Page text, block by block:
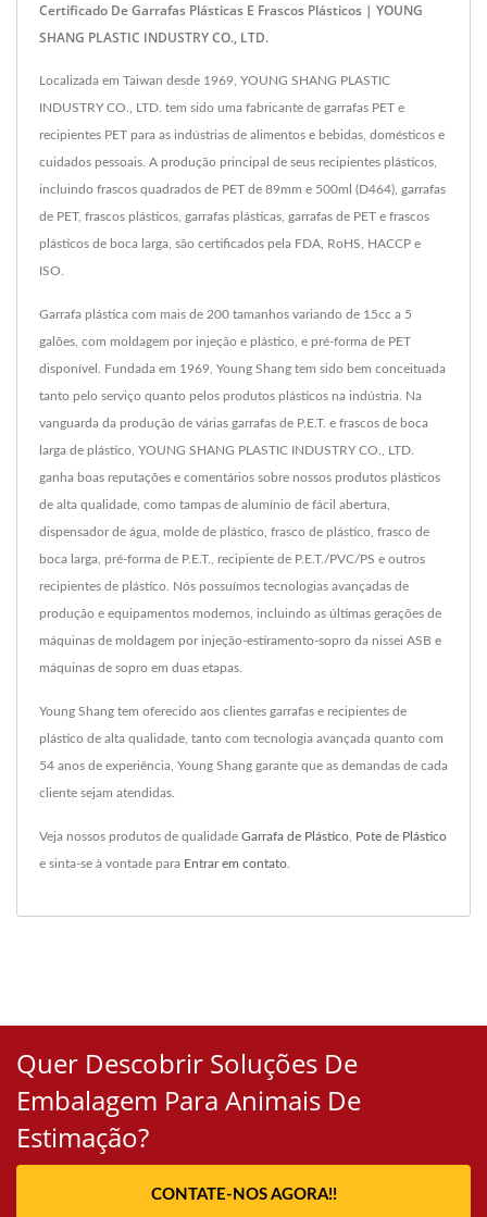
Certificado De Garrafas Plásticas E Frascos Plásticos | YOUNG
SHANG PLASTIC INDUSTRY CO., LTD.
Localizada em Taiwan desde 1969, YOUNG SHANG PLASTIC
INDUSTRY CO., LTD. tem sido uma fabricante de garrafas PET e
recipientes PET para as indústrias de alimentos e bebidas, domésticos e
cuidados pessoais. A produção principal de seus recipientes plásticos,
incluindo frascos quadrados de PET de 89mm e 500ml (D464), garrafas
de PET, frascos plásticos, garrafas plásticas, garrafas de PET e frascos
plásticos de boca larga, são certificados pela FDA, RoHS, HACCP e
ISO.
Garrafa plástica com mais de 200 tamanhos variando de 15cc a 5
galões, com moldagem por injeção e plástico, e pré-forma de PET
disponível. Fundada em 1969, Young Shang tem sido bem conceituada
tanto pelo serviço quanto pelos produtos plásticos na indústria. Na
vanguarda da produção de várias garrafas de P.E.T. e frascos de boca
larga de plástico, YOUNG SHANG PLASTIC INDUSTRY CO., LTD.
ganha boas reputações e comentários sobre nossos produtos plásticos
de alta qualidade, como tampas de alumínio de fácil abertura,
dispensador de água, molde de plástico, frasco de plástico, frasco de
boca larga, pré-forma de P.E.T., recipiente de P.E.T./PVC/PS e outros
recipientes de plástico. Nós possuímos tecnologias avançadas de
produção e equipamentos modernos, incluindo as últimas gerações de
máquinas de moldagem por injeção-estiramento-sopro da nissei ASB e
máquinas de sopro em duas etapas.
Young Shang tem oferecido aos clientes garrafas e recipientes de
plástico de alta qualidade, tanto com tecnologia avançada quanto com
54 anos de experiência, Young Shang garante que as demandas de cada
cliente sejam atendidas.
Veja nossos produtos de qualidade Garrafa de Plástico, Pote de Plástico
e sinta-se à vontade para Entrar em contato.
Quer Descobrir Soluções De
Embalagem Para Animais De
Estimação?
CONTATE-NOS AGORA!!